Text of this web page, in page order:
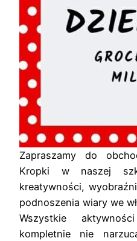
Zapraszamy do
Kropki w naszej
kreatywności,
podnoszenia wiary we
Wszystkie
kompletnie nie